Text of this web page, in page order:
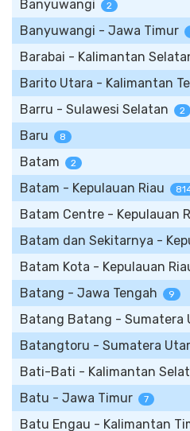
Banyuwangi 2
Banyuwangi - Jawa Timur
Barabai - Kalimantan
Barito Utara - Kalimantan
Barru - Sulawesi Selatan 2
Baru 8
Batam 2
Batam - Kepulauan Riau
Batam Centre - Kepulauan
Batam dan Sekitarnya -
Batam Kota - Kepulauan
Batang - Jawa Tengah 9
Batang Batang - Sumatera
Batangtoru - Sumatera
Bati-Bati - Kalimantan
Batu - Jawa Timur 7
Batu Engau - Kalimantan